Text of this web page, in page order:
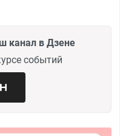
канал в Дзене
событий